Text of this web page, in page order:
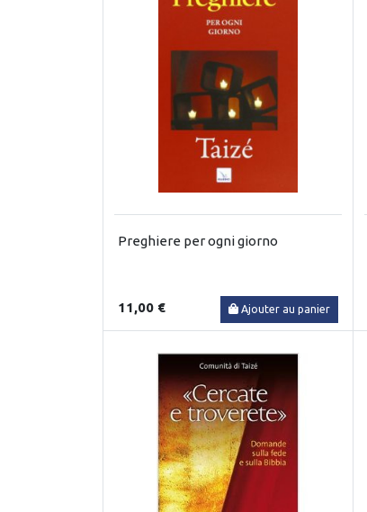
Preghiere per ogni giorno
11,00 € Ajouter au panier